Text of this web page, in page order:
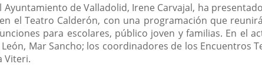
de Valladolid, Irene Carvajal, ha
el Teatro Calderón, con una programación que
para escolares, público joven y familias. En el
Mar Sancho; los coordinadores de los Encuentros
Viteri.